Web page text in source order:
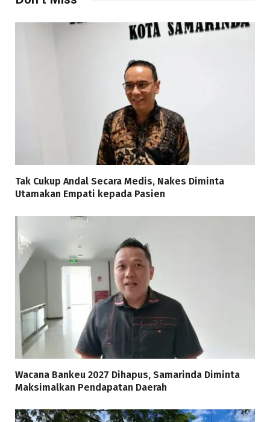
Tak Cukup Andal Secara Medis, Nakes Diminta
Utamakan Empati kepada Pasien
Wacana Bankeu 2027 Dihapus, Samarinda Diminta
Maksimalkan Pendapatan Daerah